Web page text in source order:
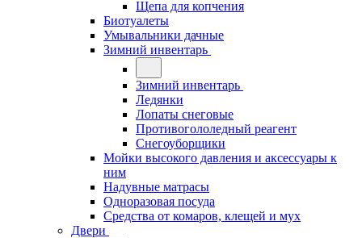
Щепа для копчения
Биотуалеты
Умывальники дачные
Зимний инвентарь
Зимний инвентарь
Ледянки
Лопаты снеговые
Противогололедный реагент
Снегоуборщики
Мойки высокого давления и аксессуары к
ним
Надувные матрасы
Одноразовая посуда
Средства от комаров, клещей и мух
Двери